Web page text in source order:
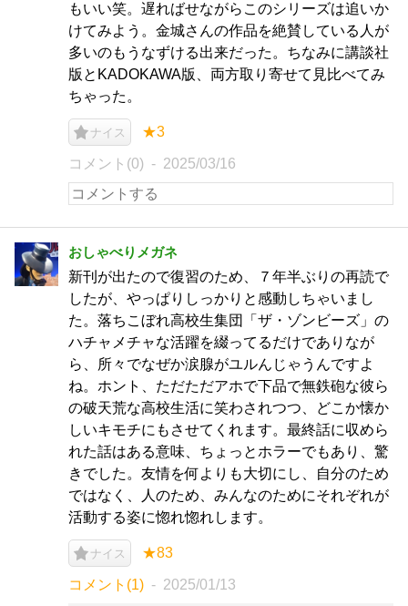
もいい笑。遅ればせながらこのシリーズは追いか
けてみよう。金城さんの作品を絶賛している人が
多いのもうなずける出来だった。ちなみに講談社
版とKADOKAWA版、両方取り寄せて見比べてみ
ちゃった。
ナイス ★3
コメント(0) 2025/03/16
おしゃべりメガネ
新刊が出たので復習のため、７年半ぶりの再読で
したが、やっぱりしっかりと感動しちゃいまし
た。落ちこぼれ高校生集団「ザ・ゾンビーズ」の
ハチャメチャな活躍を綴ってるだけでありなが
ら、所々でなぜか涙腺がユルんじゃうんですよ
ね。ホント、ただただアホで下品で無鉄砲な彼ら
の破天荒な高校生活に笑わされつつ、どこか懐か
しいキモチにもさせてくれます。最終話に収めら
れた話はある意味、ちょっとホラーでもあり、驚
きでした。友情を何よりも大切にし、自分のため
ではなく、人のため、みんなのためにそれぞれが
活動する姿に惚れ惚れします。
ナイス ★83
コメント(1) 2025/01/13